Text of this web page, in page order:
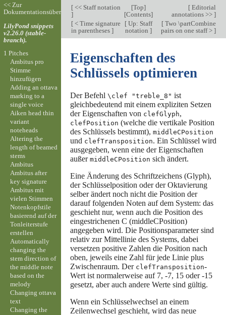
[<< Staff notation
]
[Top]
[Contents]
[Editorial
annotations >> ]
[< Time signature
in parentheses ]
[Up: Staff
notation ]
[Two \partCombine
pairs on one staff > ]
Eigenschaften des
Schlüssels optimieren
Der Befehl \clef "treble_8" ist
gleichbedeutend mit einem expliziten Setzen
der Eigenschaften von clefGlyph,
clefPosition (welche die vertikale Position
des Schlüssels bestimmt), middleCPosition
und clefTransposition. Ein Schlüssel wird
ausgegeben, wenn eine der Eigenschaften
außer middleCPosition sich ändert.
Eine Änderung des Schriftzeichens (Glyph),
der Schlüsselposition oder der Oktavierung
selber ändert noch nicht die Position der
darauf folgenden Noten auf dem System: das
geschieht nur, wenn auch die Position des
eingestrichenen C (middleCPosition)
angegeben wird. Die Positionsparameter sind
relativ zur Mittellinie des Systems, dabei
versetzen positive Zahlen die Position nach
oben, jeweils eine Zahl für jede Linie plus
Zwischenraum. Der clefTransposition-
Wert ist normalerweise auf 7, -7, 15 oder -15
gesetzt, aber auch andere Werte sind gültig.
Wenn ein Schlüsselwechsel an einem
Zeilenwechsel geschieht, wird das neue
<< Zur
Dokumentationsübersicht
LilyPond snippets
v2.26.0 (stable-
branch).
1 Pitches
Ambitus pro
Stimme
hinzufügen
Adding an ottava
marking to a
single voice
Aiken head thin
variant
noteheads
Altering the
length of beamed
stems
Ambitus
Ambitus after
key signature
Ambitus mit
vielen Stimmen
Notenkopfstile
basierend auf der
Tonleiterstufe
erstellen
Automatically
changing the
stem direction of
the middle note
based on the
melody
Changing ottava
text
Changing the